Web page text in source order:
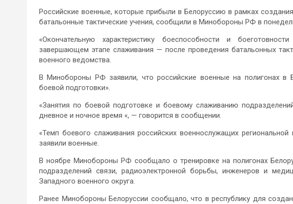
Российские военные, которые прибыли в Белоруссию в рамках
батальонные тактические учения, сообщили в Минобороны РФ в
«Окончательную характеристику боеспособности и
завершающем этапе слаживания — после проведения батальонных
военного ведомства.
В Минобороны РФ заявили, что российские военные на полигонах в
боевой подготовки».
«Занятия по боевой подготовке и боевому слаживанию
дневное и ночное время «, — говорится в сообщении.
«Темп боевого слаживания российских военнослужащих
заявили военные.
В ноябре Минобороны РФ сообщало о тренировке на полигонах
подразделений связи, радиоэлектронной борьбы, инженеров и
Западного военного округа.
Ранее Минобороны Белоруссии сообщало, что в республику для